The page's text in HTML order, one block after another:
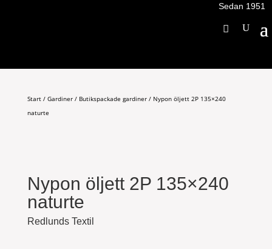
Sedan 1951
Start/ Gardiner/ Butikspackade gardiner/ Nypon öljett 2P 135×240
naturte
Nypon öljett 2P 135×240
naturte
Redlunds Textil